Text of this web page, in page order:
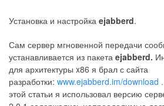
Установка и настройка ejabberd.
Сам сервер мгновенной передачи
устанавливается из пакета ejabberd.
для архитектуры x86 я брал с сайта
разработки: www.ejabberd.im/download .
этой статьи я использовал версию